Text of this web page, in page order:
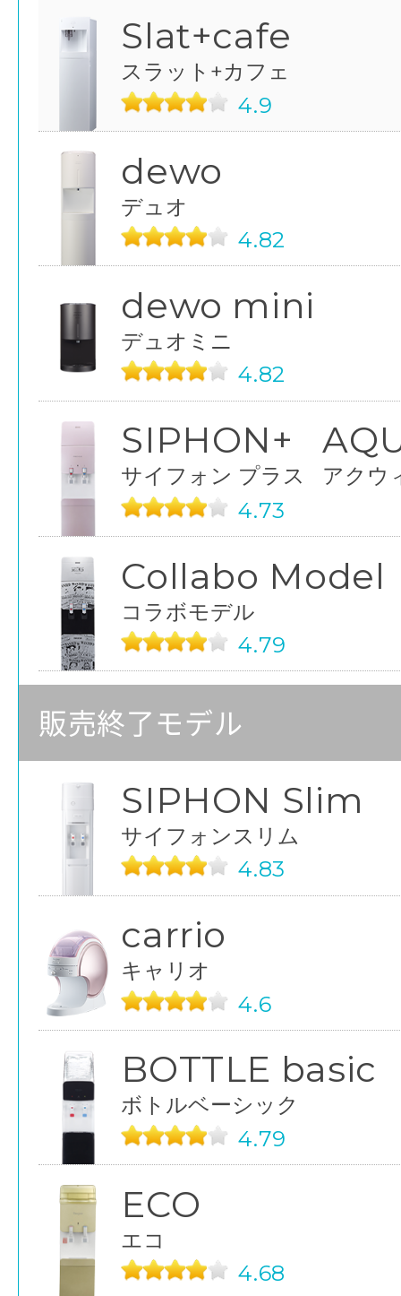
Slat+cafe
スラット+カフェ
4.9
dewo
デュオ
4.82
dewo mini
デュオミニ
4.82
SIPHON+
サイフォン プラス
アクウ
4.73
Collabo Model
コラボモデル
4.79
販売終了モデル
SIPHON Slim
サイフォンスリム
4.83
carrio
キャリオ
4.6
BOTTLE basic
ボトルベーシック
4.79
ECO
エコ
4.68